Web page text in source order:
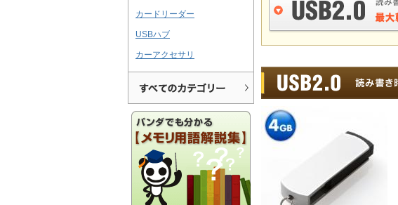
カードリーダー
USBハブ
カーアクセサリ